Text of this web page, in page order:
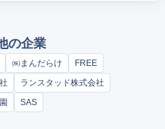
の企業
㈱まんだらけ
FREE
ランスタッド株式会社
SAS